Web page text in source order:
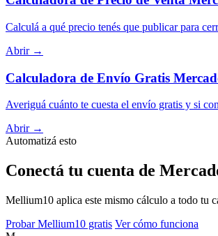
Calculá a qué precio tenés que publicar para
Abrir →
Calculadora de Envío Gratis
Averiguá cuánto te cuesta el envío gratis y si
Abrir →
Automatizá esto
Conectá tu cuenta de
Mellium10 aplica este mismo cálculo a todo tu
Probar Mellium10 gratis Ver cómo funciona